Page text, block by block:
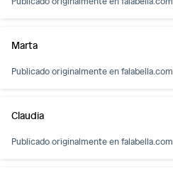
Marta
Publicado originalmente enfalabella.com
Claudia
Publicado originalmente enfalabella.com